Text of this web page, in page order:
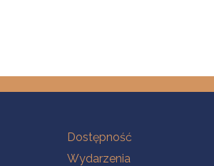
Na skróty
Dostępność
Wydarzenia